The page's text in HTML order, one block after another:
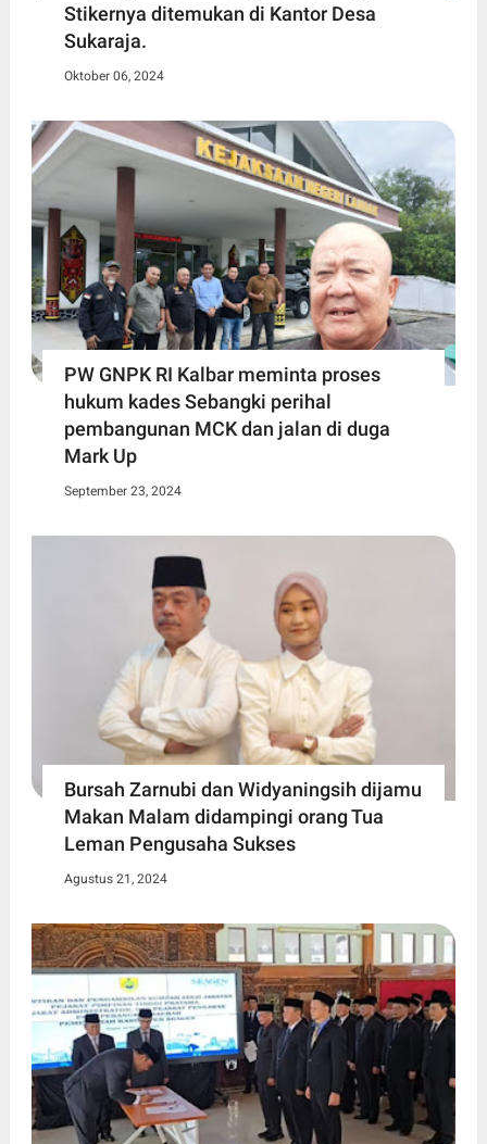
Stikernya ditemukan di Kantor Desa
Sukaraja.
Oktober 06, 2024
PW GNPK RI Kalbar meminta proses
hukum kades Sebangki perihal
pembangunan MCK dan jalan di duga
Mark Up
September 23, 2024
Bursah Zarnubi dan Widyaningsih dijamu
Makan Malam didampingi orang Tua
Leman Pengusaha Sukses
Agustus 21, 2024